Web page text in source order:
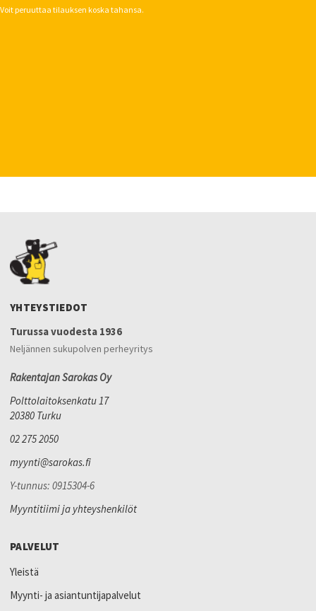
Voit peruuttaa tilauksen koska tahansa.
YHTEYSTIEDOT
Turussa vuodesta 1936
Neljännen sukupolven perheyritys
Rakentajan Sarokas Oy
Polttolaitoksenkatu 17
20380 Turku
02 275 2050
myynti@sarokas.fi
Y-tunnus: 0915304-6
Myyntitiimi ja yhteyshenkilöt
PALVELUT
Yleistä
Myynti- ja asiantuntijapalvelut